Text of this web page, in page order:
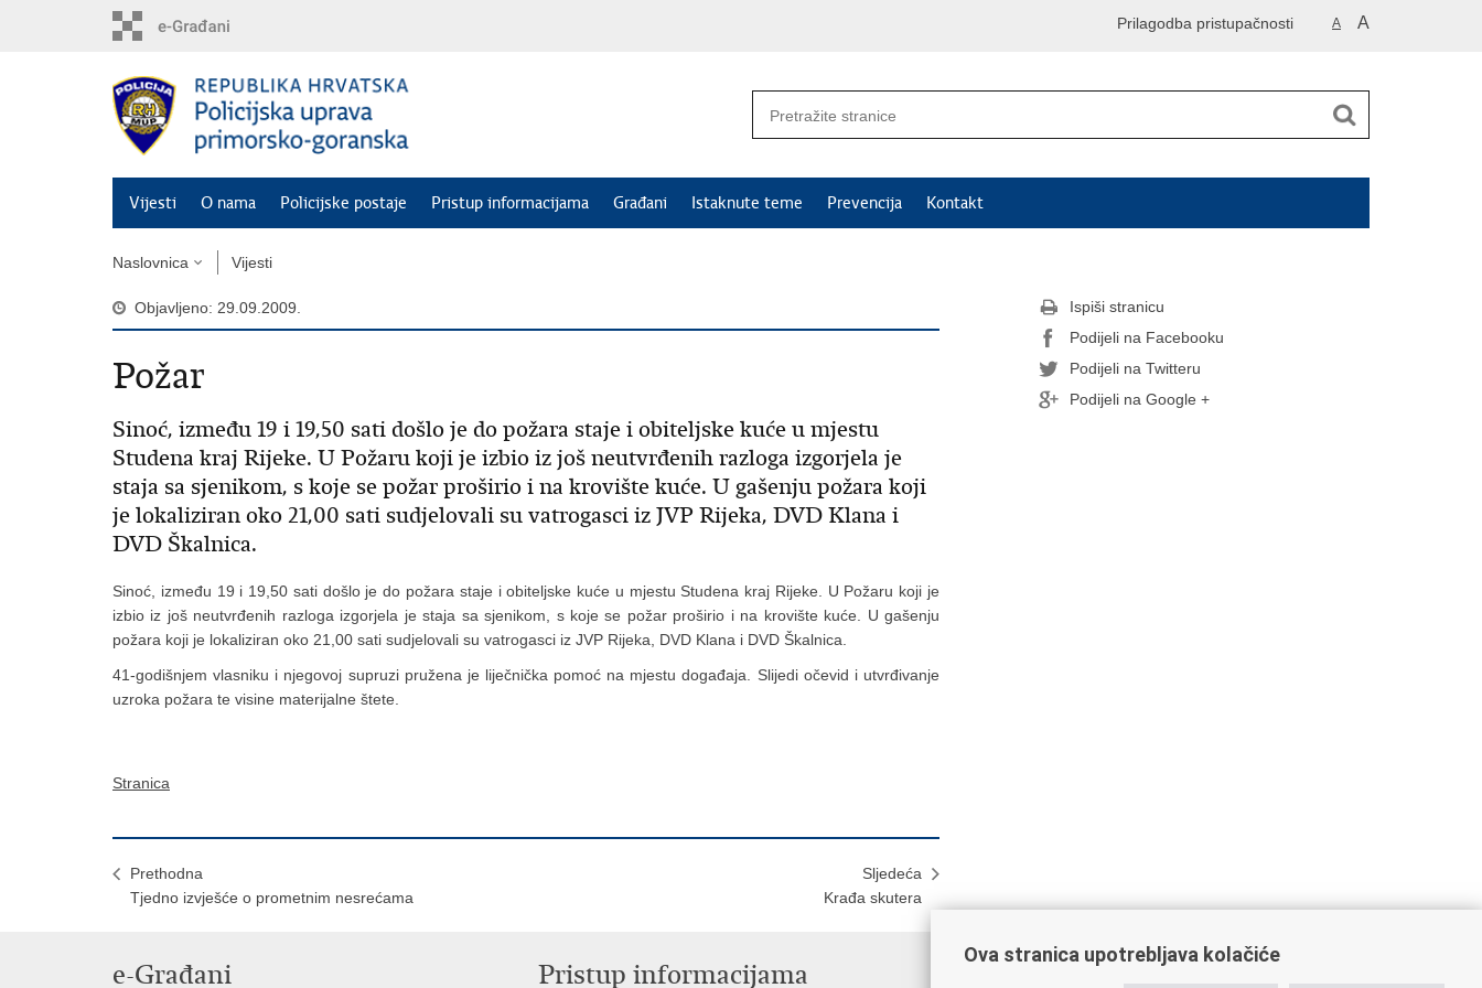
A A
Prilagodba pristupačnosti
Vijesti O nama Policijske postaje Pristup informacijama Građani Istaknute teme Prevencija Kontakt
Naslovnica Vijesti
Objavljeno: 29.09.2009.
Požar
Sinoć, između 19 i 19,50 sati došlo je do požara staje i obiteljske kuće u mjestu
Studena kraj Rijeke. U Požaru koji je izbio iz još neutvrđenih razloga izgorjela je
staja sa sjenikom, s koje se požar proširio i na krovište kuće. U gašenju požara koji
je lokaliziran oko 21,00 sati sudjelovali su vatrogasci iz JVP Rijeka, DVD Klana i
DVD Škalnica.
Sinoć, između 19 i 19,50 sati došlo je do požara staje i obiteljske kuće u mjestu Studena kraj Rijeke. U Požaru koji je
izbio iz još neutvrđenih razloga izgorjela je staja sa sjenikom, s koje se požar proširio i na krovište kuće. U gašenju
požara koji je lokaliziran oko 21,00 sati sudjelovali su vatrogasci iz JVP Rijeka, DVD Klana i DVD Škalnica.
41-godišnjem vlasniku i njegovoj supruzi pružena je liječnička pomoć na mjestu događaja. Slijedi očevid i utvrđivanje
uzroka požara te visine materijalne štete.
Stranica
Prethodna
Tjedno izvješće o prometnim nesrećama
Sljedeća
Krađa skutera
Ispiši stranicu
Podijeli na Facebooku
Podijeli na Twitteru
Podijeli na Google +
e-Građani Pristup informacijama Važne poveznice
Ova stranica upotrebljava kolačiće